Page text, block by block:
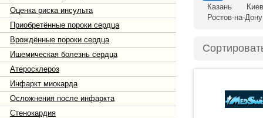
Оценка риска инсульта
Приобретённые пороки сердца
Врождённые пороки сердца
Ишемическая болезнь сердца
Атеросклероз
Инфаркт миокарда
Осложнения после инфаркта
Стенокардия
Казань
Ростов-на-Дону